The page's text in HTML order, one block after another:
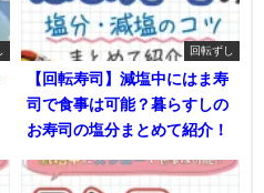
回転ずし
【回転寿司】減塩中にはま寿
司で食事は可能？暮らすしの
お寿司の塩分まとめて紹介！